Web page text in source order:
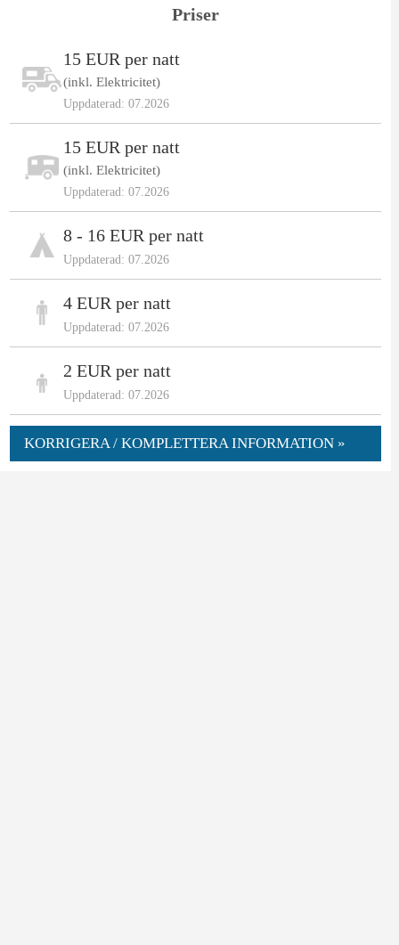
Priser
15 EUR per natt
(inkl. Elektricitet)
Uppdaterad: 07.2026
15 EUR per natt
(inkl. Elektricitet)
Uppdaterad: 07.2026
8 - 16 EUR per natt
Uppdaterad: 07.2026
4 EUR per natt
Uppdaterad: 07.2026
2 EUR per natt
Uppdaterad: 07.2026
KORRIGERA / KOMPLETTERA INFORMATION »